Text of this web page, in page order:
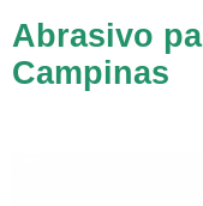
Abrasivo
Campinas